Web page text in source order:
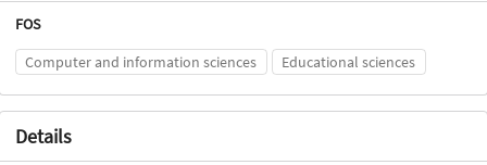
FOS
Computer and information sciences
Educational sciences
Details